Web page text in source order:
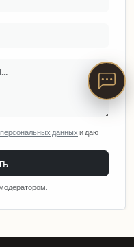
данных и даю